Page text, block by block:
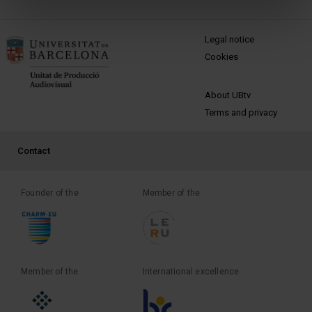
MENÚ PEU 1
Legal notice
Cookies
PEU 2
About UBtv
Terms and privacy
PEU 3
Contact
Founder of the Member of the
Member of the International excellence